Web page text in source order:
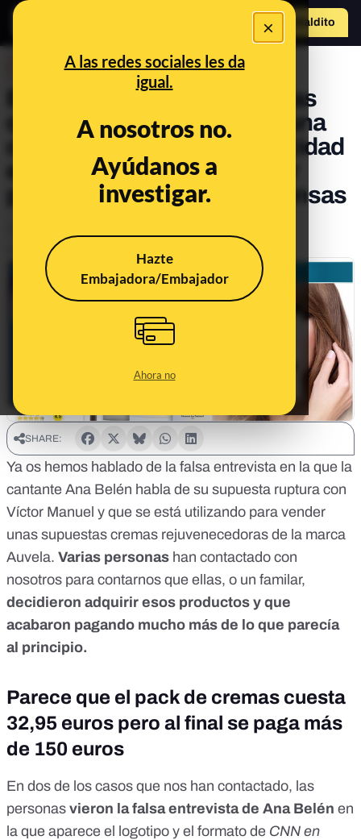
×
A las redes sociales les da
igual.
A nosotros no.
Ayúdanos a
investigar.
Hazte
Embajadora/Embajador
Ahora no
Hazte Maldito
Entrevistas falsas a famosas
que buscan que compres una
crema de Auvela: es publicidad
engañosa y puedes acabar
pagando más de lo que piensas
Publicado el
SHARE:
Ya os hemos hablado de la falsa entrevista en la que la
cantante Ana Belén habla de su supuesta ruptura con
Víctor Manuel y que se está utilizando para vender
unas supuestas cremas rejuvenecedoras de la marca
Auvela. Varias personas han contactado con
nosotros para contarnos que ellas, o un familar,
decidieron adquirir esos productos y que
acabaron pagando mucho más de lo que parecía
al principio.
Parece que el pack de cremas cuesta
32,95 euros pero al final se paga más
de 150 euros
En dos de los casos que nos han contactado, las
personas vieron la falsa entrevista de Ana Belén en
la que aparece el logotipo y el formato de CNN en